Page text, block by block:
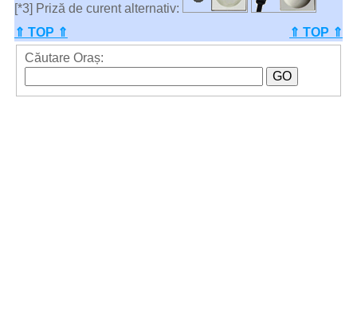
[*3] Priză de curent alternativ:
⇑ TOP ⇑
⇑ TOP ⇑
Căutare Oraș: